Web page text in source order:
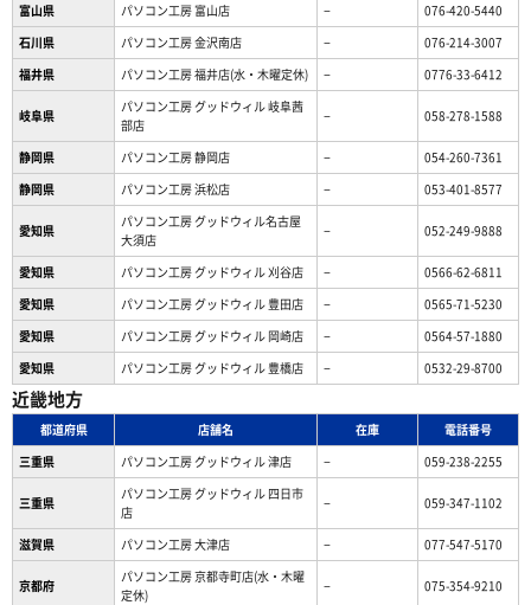
富山県
パソコン工房 富山店 −
076-420-5440
石川県
パソコン工房 金沢南店 −
076-214-3007
福井県
パソコン工房 福井店(水・木曜定休) − 0776-33-6412
岐阜県
パソコン工房 グッドウィル 岐阜茜
部店
− 058-278-1588
静岡県 パソコン工房 静岡店 −
054-260-7361
静岡県
パソコン工房 浜松店 − 053-401-8577
愛知県
パソコン工房 グッドウィル名古屋
大須店
− 052-249-9888
愛知県 パソコン工房 グッドウィル 刈谷店 −
0566-62-6811
愛知県
パソコン工房 グッドウィル 豊田店 −
0565-71-5230
愛知県
パソコン工房 グッドウィル 岡崎店 −
0564-57-1880
愛知県
パソコン工房 グッドウィル 豊橋店 − 0532-29-8700
近畿地方
都道府県 店舗名 在庫
電話番号
三重県
パソコン工房 グッドウィル 津店 − 059-238-2255
三重県
パソコン工房 グッドウィル 四日市
店
− 059-347-1102
滋賀県 パソコン工房 大津店 − 077-547-5170
京都府
パソコン工房 京都寺町店(水・木曜
定休)
− 075-354-9210